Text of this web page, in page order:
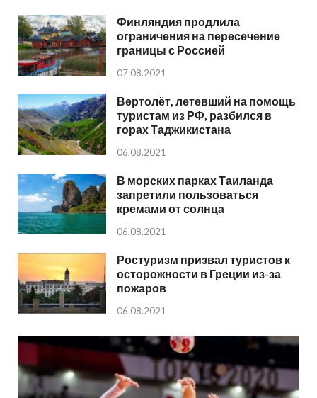
Финляндия продлила
ограничения на пересечение
границы с Россией
07.08.2021
Вертолёт, летевший на помощь
туристам из РФ, разбился в
горах Таджикистана
06.08.2021
В морских парках Таиланда
запретили пользоваться
кремами от солнца
06.08.2021
Ростуризм призвал туристов к
осторожности в Греции из-за
пожаров
06.08.2021